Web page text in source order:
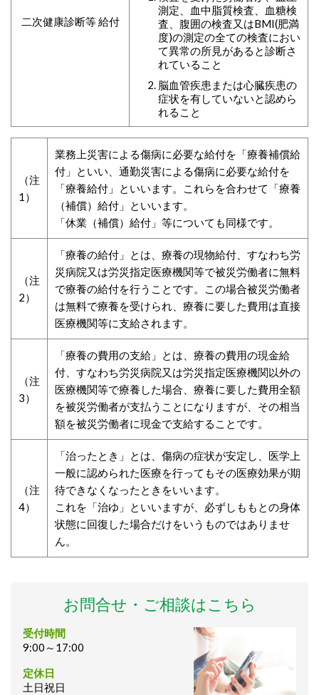
二次健康診断等 給付
測定、血中脂質検査、血糖検
査、腹囲の検査又はBMI(肥満
度)の測定の全ての検査におい
て異常の所見があると診断さ
れていること
脳血管疾患または心臓疾患の
症状を有していないと認めら
れること
（注
1）
業務上災害による傷病に必要な給付を「療養補償給
付」といい、通勤災害による傷病に必要な給付を
「療養給付」といいます。これらを合わせて「療養
（補償）給付」といいます。
「休業（補償）給付」等についても同様です。
（注
2）
「療養の給付」とは、療養の現物給付、すなわち労
災病院又は労災指定医療機関等で被災労働者に無料
で療養の給付を行うことです。この場合被災労働者
は無料で療養を受けられ、療養に要した費用は直接
医療機関等に支給されます。
（注
3）
「療養の費用の支給」とは、療養の費用の現金給
付、すなわち労災病院又は労災指定医療機関以外の
医療機関等で療養した場合、療養に要した費用全額
を被災労働者が支払うことになりますが、その相当
額を被災労働者に現金で支給することです。
（注
4）
「治ったとき」とは、傷病の症状が安定し、医学上
一般に認められた医療を行ってもその医療効果が期
待できなくなったときをいいます。
これを「治ゆ」といいますが、必ずしももとの身体
状態に回復した場合だけをいうものではありませ
ん。
お問合せ・ご相談はこちら
受付時間
9:00～17:00
定休日
土日祝日